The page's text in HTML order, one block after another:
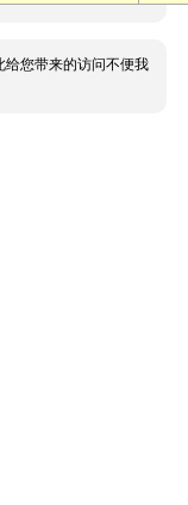
给您带来的访问不便我